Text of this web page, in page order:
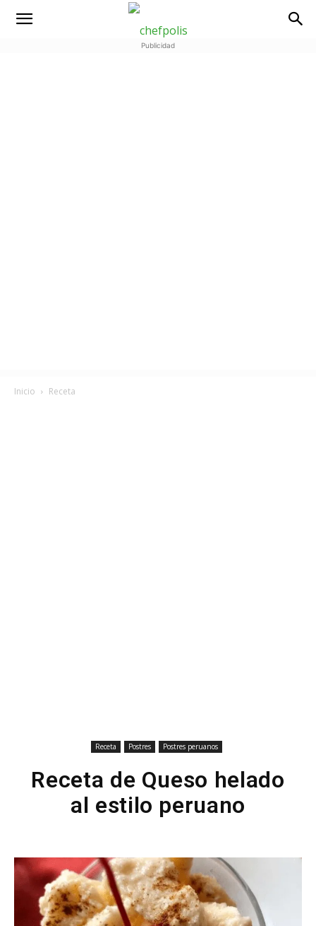
Publicidad
Inicio Receta
Receta Postres Postres peruanos
Receta de Queso helado
al estilo peruano